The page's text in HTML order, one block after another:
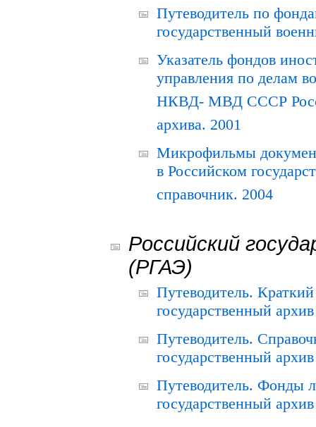
Путеводитель по
государственный
Указатель фондов
управления по делам
НКВД- МВД СССР
архива. 2001
Микрофильмы
в Российском
справочник. 2004
Российский
(РГАЭ)
Путеводитель.
государственный
Путеводитель.
государственный
Путеводитель. Фонды
государственный